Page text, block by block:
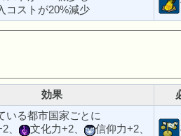
コストが20%減少
効果
いる都市国家ごとに
、
文化力+2、
信仰力+2、